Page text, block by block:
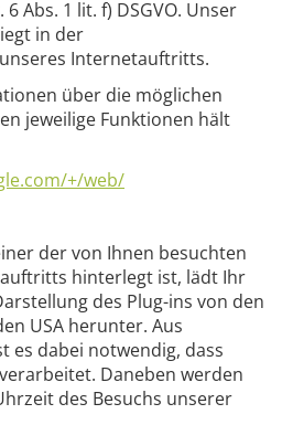
Abs. 1 lit. f) DSGVO. Unser
in der
Internetauftritts.
über die möglichen
jeweilige Funktionen hält
+/web/
der von Ihnen besuchten
hinterlegt ist, lädt Ihr
des Plug-ins von den
USA herunter. Aus
es dabei notwendig, dass
Daneben werden
des Besuchs unserer